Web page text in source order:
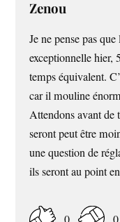
Zenou
Je ne pense pas
exceptionnelle hier,
temps équivalent.
car il mouline
Attendons avant de
seront peut être
une question de
ils seront au point
0 0